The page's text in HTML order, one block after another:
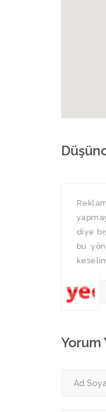
diye
bu
Yorum